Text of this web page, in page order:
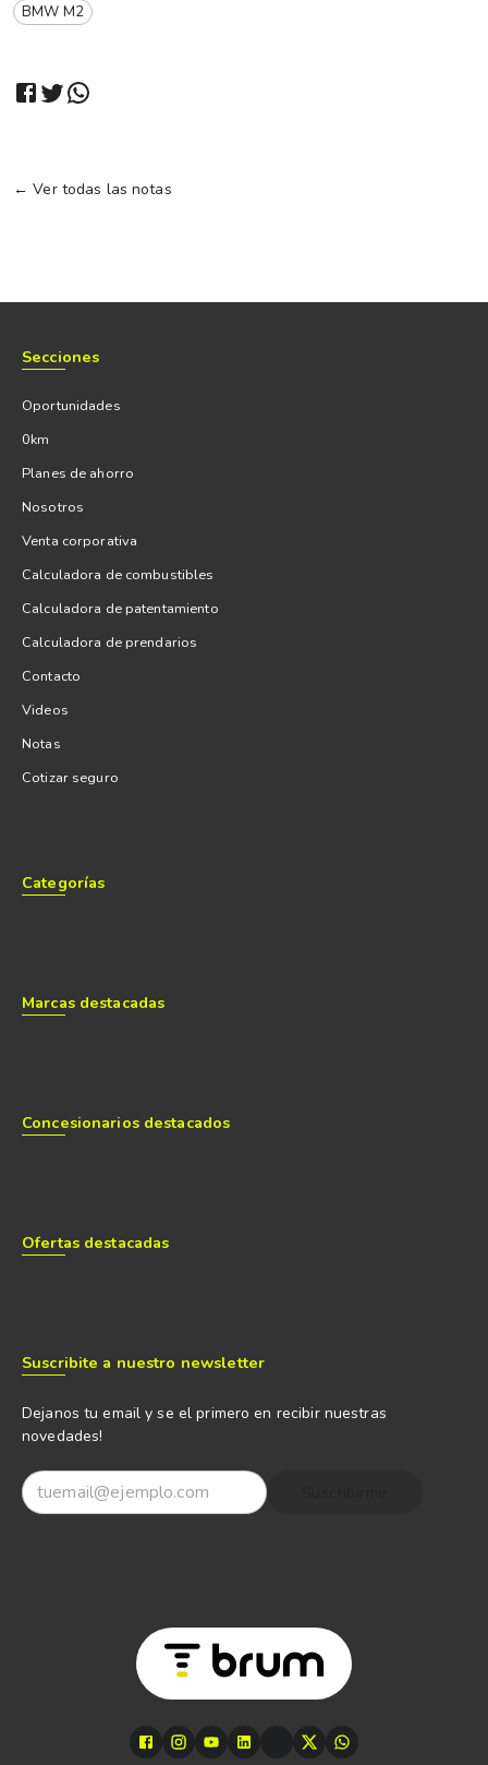
BMW M2
← Ver todas las notas
Secciones
Oportunidades
0km
Planes de ahorro
Nosotros
Venta corporativa
Calculadora de combustibles
Calculadora de patentamiento
Calculadora de prendarios
Contacto
Videos
Notas
Cotizar seguro
Categorías
Marcas destacadas
Concesionarios destacados
Ofertas destacadas
Suscribite a nuestro newsletter
Dejanos tu email y se el primero en recibir nuestras
novedades!